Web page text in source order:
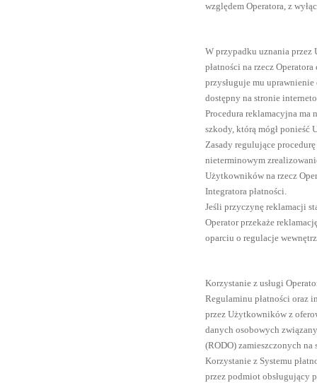
względem Operatora, z
W przypadku uznania
płatności na rzecz
przysługuje mu
dostępny na stronie
Procedura reklamacyjna ma
szkody, którą mógł ponieść
Zasady regulujące
nieterminowym
Użytkowników na rzecz
Integratora płatności.
Jeśli przyczynę reklamacji
Operator przekaże
oparciu o regulacje
Korzystanie z usługi
Regulaminu płatności oraz
przez Użytkowników z
danych osobowych
(RODO) zamieszczonych
Korzystanie z Systemu
przez podmiot obsługujący